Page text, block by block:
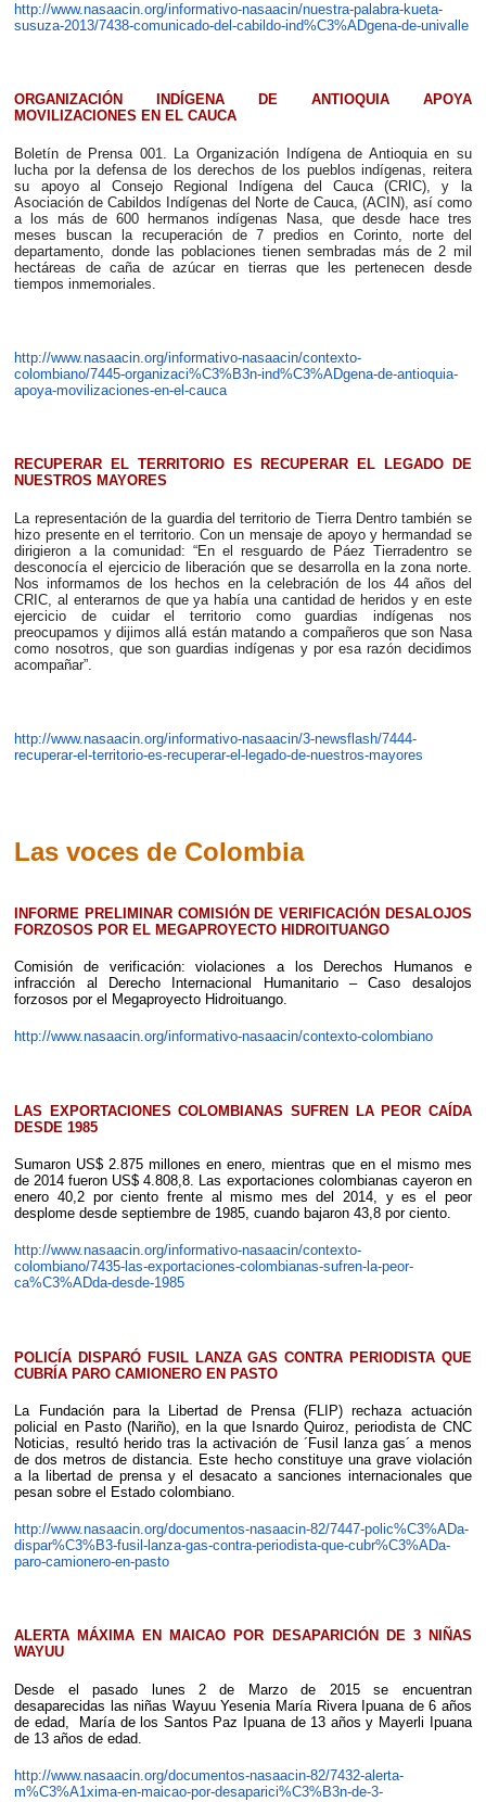
http://www.nasaacin.org/informativo-nasaacin/nuestra-palabra-kueta-
susuza-2013/7438-comunicado-del-cabildo-ind%C3%ADgena-de-univalle
ORGANIZACIÓN INDÍGENA DE ANTIOQUIA APOYA
MOVILIZACIONES EN EL CAUCA
Boletín de Prensa 001. La Organización Indígena de Antioquia en su
lucha por la defensa de los derechos de los pueblos indígenas, reitera
su apoyo al Consejo Regional Indígena del Cauca (CRIC), y la
Asociación de Cabildos Indígenas del Norte de Cauca, (ACIN), así como
a los más de 600 hermanos indígenas Nasa, que desde hace tres
meses buscan la recuperación de 7 predios en Corinto, norte del
departamento, donde las poblaciones tienen sembradas más de 2 mil
hectáreas de caña de azúcar en tierras que les pertenecen desde
tiempos inmemoriales.
http://www.nasaacin.org/informativo-nasaacin/contexto-
colombiano/7445-organizaci%C3%B3n-ind%C3%ADgena-de-antioquia-
apoya-movilizaciones-en-el-cauca
RECUPERAR EL TERRITORIO ES RECUPERAR EL LEGADO DE
NUESTROS MAYORES
La representación de la guardia del territorio de Tierra Dentro también se
hizo presente en el territorio. Con un mensaje de apoyo y hermandad se
dirigieron a la comunidad: “En el resguardo de Páez Tierradentro se
desconocía el ejercicio de liberación que se desarrolla en la zona norte.
Nos informamos de los hechos en la celebración de los 44 años del
CRIC, al enterarnos de que ya había una cantidad de heridos y en este
ejercicio de cuidar el territorio como guardias indígenas nos
preocupamos y dijimos allá están matando a compañeros que son Nasa
como nosotros, que son guardias indígenas y por esa razón decidimos
acompañar”.
http://www.nasaacin.org/informativo-nasaacin/3-newsflash/7444-
recuperar-el-territorio-es-recuperar-el-legado-de-nuestros-mayores
Las voces de Colombia
INFORME PRELIMINAR COMISIÓN DE VERIFICACIÓN DESALOJOS
FORZOSOS POR EL MEGAPROYECTO HIDROITUANGO
Comisión de verificación: violaciones a los Derechos Humanos e
infracción al Derecho Internacional Humanitario – Caso desalojos
forzosos por el Megaproyecto Hidroituango.
http://www.nasaacin.org/informativo-nasaacin/contexto-colombiano
LAS EXPORTACIONES COLOMBIANAS SUFREN LA PEOR CAÍDA
DESDE 1985
Sumaron US$ 2.875 millones en enero, mientras que en el mismo mes
de 2014 fueron US$ 4.808,8. Las exportaciones colombianas cayeron en
enero 40,2 por ciento frente al mismo mes del 2014, y es el peor
desplome desde septiembre de 1985, cuando bajaron 43,8 por ciento.
http://www.nasaacin.org/informativo-nasaacin/contexto-
colombiano/7435-las-exportaciones-colombianas-sufren-la-peor-
ca%C3%ADda-desde-1985
POLICÍA DISPARÓ FUSIL LANZA GAS CONTRA PERIODISTA QUE
CUBRÍA PARO CAMIONERO EN PASTO
La Fundación para la Libertad de Prensa (FLIP) rechaza actuación
policial en Pasto (Nariño), en la que Isnardo Quiroz, periodista de CNC
Noticias, resultó herido tras la activación de ´Fusil lanza gas´ a menos
de dos metros de distancia. Este hecho constituye una grave violación
a la libertad de prensa y el desacato a sanciones internacionales que
pesan sobre el Estado colombiano.
http://www.nasaacin.org/documentos-nasaacin-82/7447-polic%C3%ADa-
dispar%C3%B3-fusil-lanza-gas-contra-periodista-que-cubr%C3%ADa-
paro-camionero-en-pasto
ALERTA MÁXIMA EN MAICAO POR DESAPARICIÓN DE 3 NIÑAS
WAYUU
Desde el pasado lunes 2 de Marzo de 2015 se encuentran
desaparecidas las niñas Wayuu Yesenia María Rivera Ipuana de 6 años
de edad, María de los Santos Paz Ipuana de 13 años y Mayerli Ipuana
de 13 años de edad.
http://www.nasaacin.org/documentos-nasaacin-82/7432-alerta-
m%C3%A1xima-en-maicao-por-desaparici%C3%B3n-de-3-